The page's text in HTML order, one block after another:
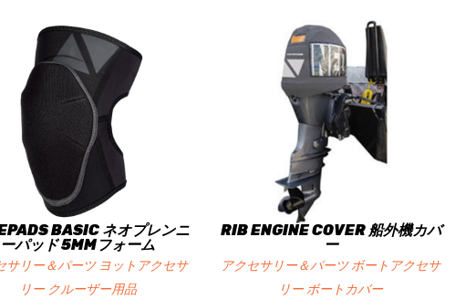
BASIC ネオプレンニ
ーパッド 5MMフォーム
サリー＆パーツ ヨットアクセサ
リー クルーザー用品
RIB ENGINE COVER 船外機カバ
ー
アクセサリー＆パーツ ボートアクセサ
リー ボートカバー